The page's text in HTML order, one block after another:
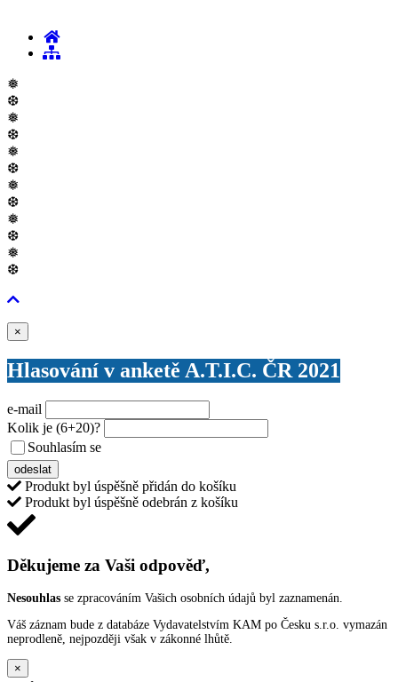
❅
❆
❅
❆
❅
❆
❅
❆
❅
❆
❅
❆
×
Hlasování v anketě A.T.I.C. ČR 2021
e-mail
Kolik je (6+20)?
Souhlasím se
odeslat
Produkt byl úspěšně přidán do košíku
Produkt byl úspěšně odebrán z košíku
Děkujeme za Vaši odpověď,
Nesouhlas se zpracováním Vašich osobních údajů byl zaznamenán.
Váš záznam bude z databáze Vydavatelstvím KAM po Česku s.r.o. vymazán
neprodleně, nejpozději však v zákonné lhůtě.
×